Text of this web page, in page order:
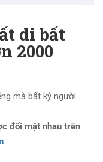
di bất
2000
mà bất kỳ người
đối mặt nhau trên